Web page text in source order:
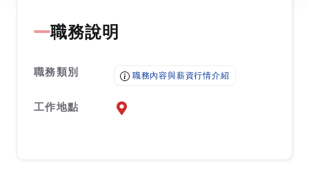
職務說明
職務類別 職務內容與薪資行情介紹
工作地點 前往查看地圖